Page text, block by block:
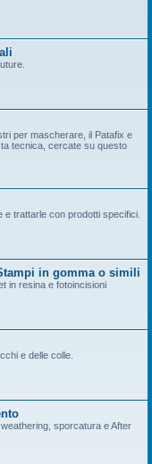
per mascherare, il Patafix e
tecnica, cercate su questo
trattarle con prodotti specifici.
in gomma o simili
in resina e fotoincisioni
e delle colle.
sporcatura e After